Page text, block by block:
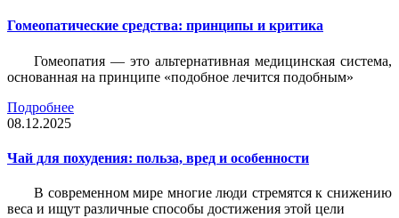
Гомеопатические средства: принципы и критика
Гомеопатия — это альтернативная медицинская система,
основанная на принципе «подобное лечится подобным»
Подробнее
08.12.2025
Чай для похудения: польза, вред и особенности
В современном мире многие люди стремятся к снижению
веса и ищут различные способы достижения этой цели